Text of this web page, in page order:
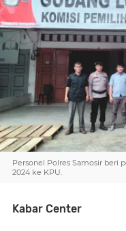
Personel Polres Samosir
2024 ke KPU.
Kabar Center